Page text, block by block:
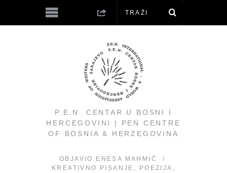
P.E.N. CENTAR U BOSNI I
HERCEGOVINI | PEN CENTRE
OF BOSNIA & HERZEGOVINA
OBJAVIO
ENESA MAHMIĆ
KREATIVNO PISANJE , POEZIJA ,